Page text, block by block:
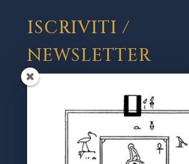
ISCRIVITI /
NEWSLETTER
Registrati